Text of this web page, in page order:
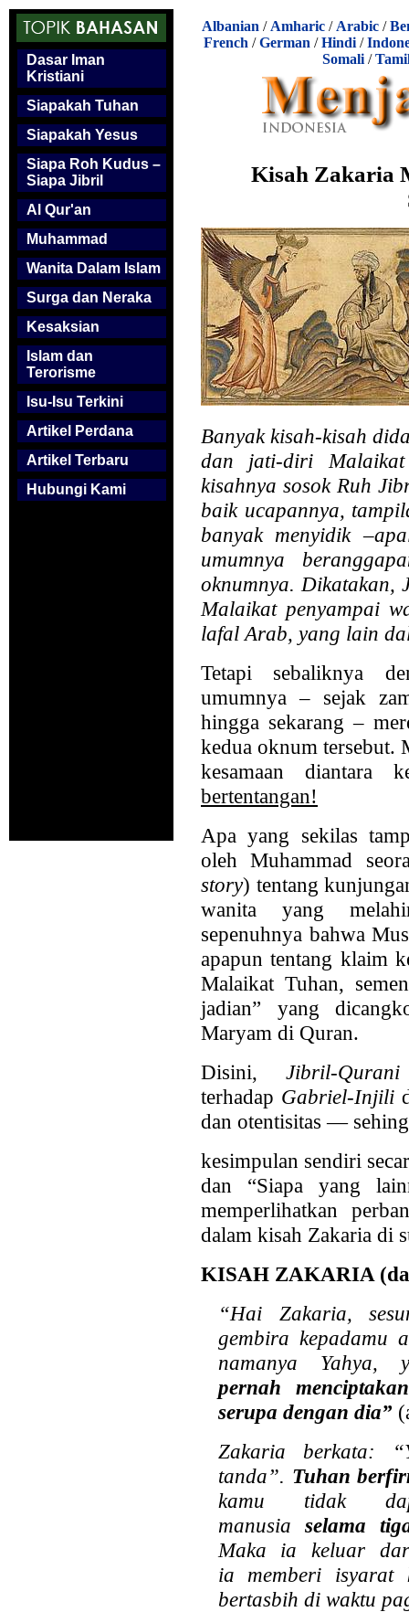
Dasar Iman
Kristiani
Siapakah Tuhan
Siapakah Yesus
Siapa Roh Kudus –
Siapa Jibril
Al Qur'an
Muhammad
Wanita Dalam Islam
Surga dan Neraka
Kesaksian
Islam dan
Terorisme
Isu-Isu Terkini
Artikel Perdana
Artikel Terbaru
Hubungi Kami
Albanian / Amharic / Arabic /
French /German /Hindi /
Somali/
Kisah Zakaria
Banyak kisah-kisah
dan jati-diri
kisahnya sosok Ruh
baik ucapannya,
banyak menyidik
umumnya
oknumnya. Dikatakan,
Malaikat penyampai
lafal Arab, yang lain
Tetapi sebaliknya
umumnya – sejak
hingga sekarang –
kedua oknum tersebut.
kesamaan
bertentangan!
Apa yang sekilas
oleh Muhammad
story) tentang
wanita yang
sepenuhnya bahwa
apapun tentang klaim
Malaikat Tuhan,
jadian” yang
Maryam di Quran.
Disini, Jibril-Qurani
terhadap Gabriel-Injili
dan otentisitas —
kesimpulan sendiri
dan “Siapa yang
memperlihatkan
dalam kisah Zakaria di
KISAH ZAKARIA
“Hai Zakaria,
gembira kepadamu
namanya Yahya,
pernah
serupa dengan dia”
Zakaria berkata:
tanda”. Tuhan
kamu tidak
manusia selama
Maka ia keluar
ia memberi isyarat
bertasbih di waktu